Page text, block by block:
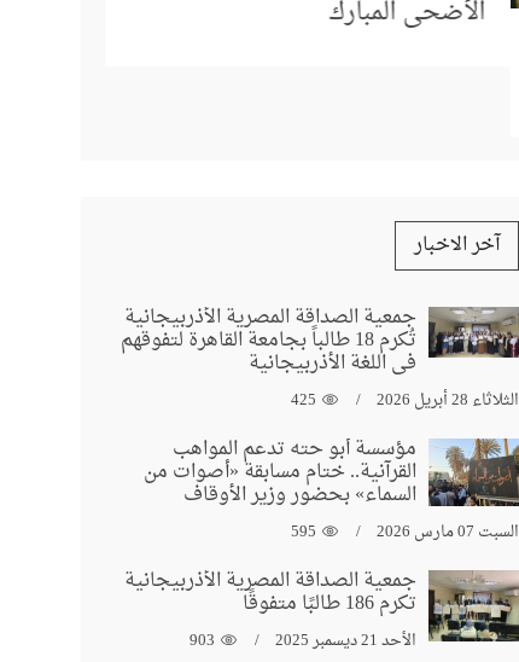
الأضحى المبارك
آخر الاخبار
جمعية الصداقة المصرية الأذربيجانية
تُكرم 18 طالباً بجامعة القاهرة لتفوقهم
في اللغة الأذربيجانية
الثلاثاء 28 أبريل 2026 425
مؤسسة أبو حته تدعم المواهب
القرآنية.. ختام مسابقة «أصوات من
السماء» بحضور وزير الأوقاف
السبت 07 مارس 2026 595
جمعية الصداقة المصرية الأذربيجانية
تكرم 186 طالبًا متفوقًا
الأحد 21 ديسمبر 2025 903